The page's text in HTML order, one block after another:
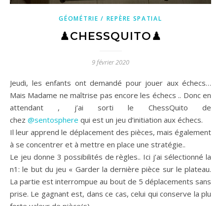
GÉOMÉTRIE / REPÈRE SPATIAL
♟CHESSQUITO♟
9 février 2020
Jeudi, les enfants ont demandé pour jouer aux échecs…
Mais Madame ne maîtrise pas encore les échecs .. Donc en
attendant , j’ai sorti le ChessQuito de
chez @sentosphere qui est un jeu d’initiation aux échecs.
Il leur apprend le déplacement des pièces, mais également
à se concentrer et à mettre en place une stratégie..
Le jeu donne 3 possibilités de règles.. Ici j’ai sélectionné la
n1: le but du jeu « Garder la dernière pièce sur le plateau.
La partie est interrompue au bout de 5 déplacements sans
prise. Le gagnant est, dans ce cas, celui qui conserve la plu